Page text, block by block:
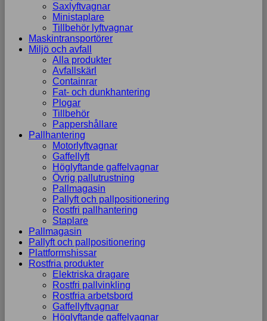
Saxlyftvagnar
Ministaplare
Tillbehör lyftvagnar
Maskintransportörer
Miljö och avfall
Alla produkter
Avfallskärl
Containrar
Fat- och dunkhantering
Plogar
Tillbehör
Pappershållare
Pallhantering
Motorlyftvagnar
Gaffellyft
Höglyftande gaffelvagnar
Övrig pallutrustning
Pallmagasin
Pallyft och pallpositionering
Rostfri pallhantering
Staplare
Pallmagasin
Pallyft och pallpositionering
Plattformshissar
Rostfria produkter
Elektriska dragare
Rostfri pallvinkling
Rostfria arbetsbord
Gaffellyftvagnar
Höglyftande gaffelvagnar